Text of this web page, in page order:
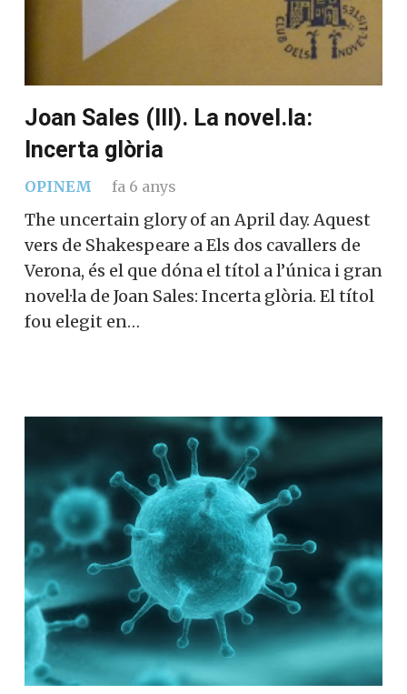
Joan Sales (III). La novel.la:
Incerta glòria
OPINEM fa 6 anys
The uncertain glory of an April day. Aquest
vers de Shakespeare a Els dos cavallers de
Verona, és el que dóna el títol a l’única i gran
novel·la de Joan Sales: Incerta glòria. El títol
fou elegit en…